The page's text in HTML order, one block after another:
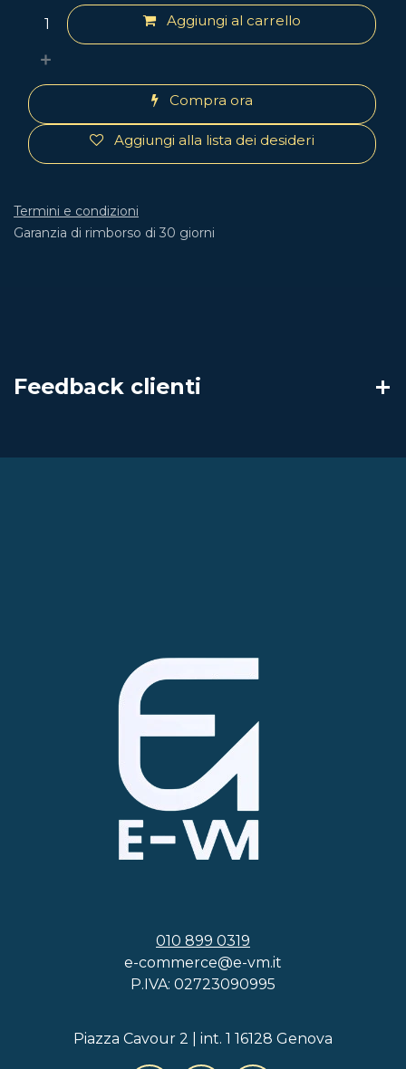
Aggiungi al carrello
Compra ora
Aggiungi alla lista dei desideri
Termini e condizioni
Garanzia di rimborso di 30 giorni
Feedback clienti
010 899 0319
e-commerce@e-vm.it
P.IVA: 02723090995
Piazza Cavour 2 | int. 1 16128 Genova